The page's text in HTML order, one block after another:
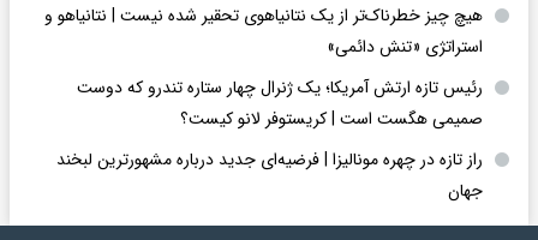
هیچ چیز خطرناک‌تر از یک نتانیاهوی تحقیر شده نیست | نتانیاهو و
استراتژی «تنش دائمی»
رئیس تازه ارتش آمریکا؛ یک ژنرال چهار ستاره تندرو که دوست
صمیمی هگست است | کریستوفر لانو کیست؟
راز تازه در چهره مونالیزا | فرضیه‌ای جدید درباره مشهورترین لبخند
جهان